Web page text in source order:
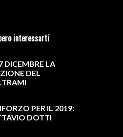
interessarti
DICEMBRE LA
DEL
PER IL 2019:
DOTTI